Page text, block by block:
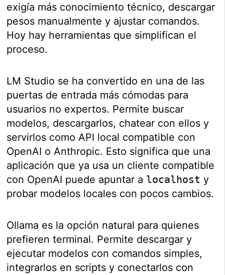
exigía más conocimiento técnico, descargar
pesos manualmente y ajustar comandos.
Hoy hay herramientas que simplifican el
proceso.
LM Studio se ha convertido en una de las
puertas de entrada más cómodas para
usuarios no expertos. Permite buscar
modelos, descargarlos, chatear con ellos y
servirlos como API local compatible con
OpenAI o Anthropic. Esto significa que una
aplicación que ya usa un cliente compatible
con OpenAI puede apuntar a localhost y
probar modelos locales con pocos cambios.
Ollama es la opción natural para quienes
prefieren terminal. Permite descargar y
ejecutar modelos con comandos simples,
integrarlos en scripts y conectarlos con